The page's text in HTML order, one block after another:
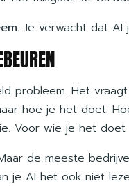
Je verwacht dat AI
probleem. Het
hoe je het doet.
Voor wie je het
de meeste
je AI het ook niet